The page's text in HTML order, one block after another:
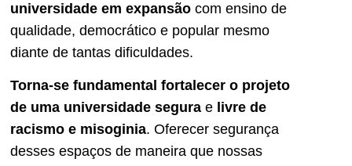
universidade em expansão com ensino de
qualidade, democrático e popular mesmo
diante de tantas dificuldades.
Torna-se fundamental fortalecer o projeto
de uma universidade segura e livre de
racismo e misoginia. Oferecer segurança
desses espaços de maneira que nossas